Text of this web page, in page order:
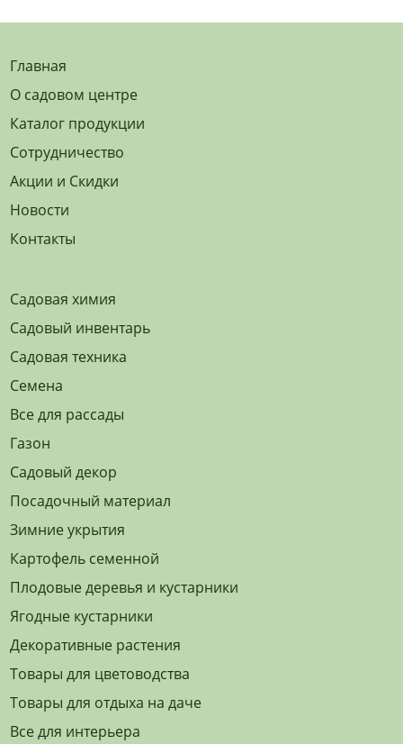
Главная
О садовом центре
Каталог продукции
Сотрудничество
Акции и Скидки
Новости
Контакты
Садовая химия
Садовый инвентарь
Садовая техника
Семена
Все для рассады
Газон
Садовый декор
Посадочный материал
Зимние укрытия
Картофель семенной
Плодовые деревья и кустарники
Ягодные кустарники
Декоративные растения
Товары для цветоводства
Товары для отдыха на даче
Все для интерьера